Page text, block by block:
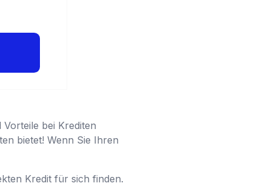
bei Krediten
bietet! Wenn Sie Ihren
Kredit für sich finden.